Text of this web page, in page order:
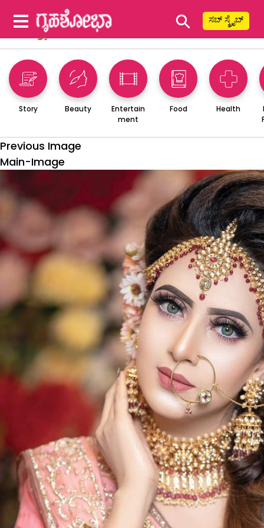
⚲ ಸಬ್ ಸ್ಕ್ರೈಬ್
Story Beauty
Entertain
ment
Food Health
Previous Image
Main-Image